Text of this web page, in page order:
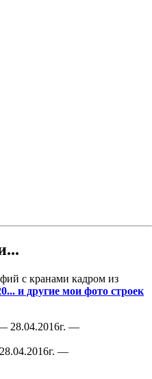
с кранами кадром из
и другие мои фото строек
—